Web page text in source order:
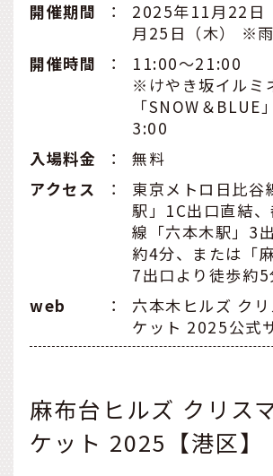
開催期間 ：
2025年11月22日
月25日（木） ※
開催時間
：
11:00～21:00
※けやき坂イルミ
「SNOW＆BLUE
3:00
入場料金
：
無料
アクセス
：
東京メトロ日比谷
駅」1C出口直結
線「六本木駅」3
約4分、または「
7出口より徒歩約5
web
：
六本木ヒルズ ク
ケット 2025公式
麻布台ヒルズ クリス
ケット 2025【港区】